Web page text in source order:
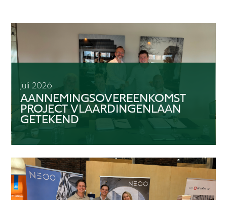
juli 2026
AANNEMINGSOVEREENKOMST
PROJECT VLAARDINGENLAAN
GETEKEND